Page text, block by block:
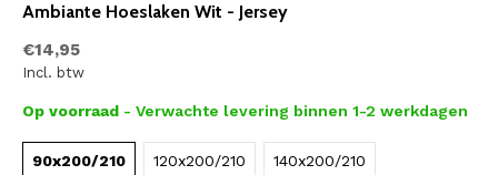
Ambiante Hoeslaken Wit - Jersey
€14,95
Incl. btw
Op voorraad - Verwachte levering binnen 1-2 werkdagen
90x200/210 120x200/210 140x200/210